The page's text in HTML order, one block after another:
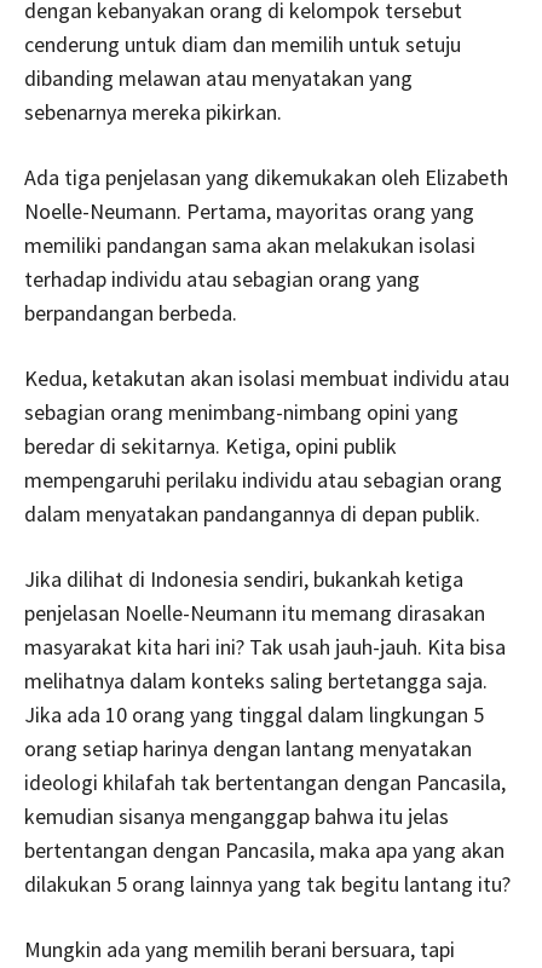
dengan kebanyakan orang di kelompok tersebut
cenderung untuk diam dan memilih untuk setuju
dibanding melawan atau menyatakan yang
sebenarnya mereka pikirkan.
Ada tiga penjelasan yang dikemukakan oleh Elizabeth
Noelle-Neumann. Pertama, mayoritas orang yang
memiliki pandangan sama akan melakukan isolasi
terhadap individu atau sebagian orang yang
berpandangan berbeda.
Kedua, ketakutan akan isolasi membuat individu atau
sebagian orang menimbang-nimbang opini yang
beredar di sekitarnya. Ketiga, opini publik
mempengaruhi perilaku individu atau sebagian orang
dalam menyatakan pandangannya di depan publik.
Jika dilihat di Indonesia sendiri, bukankah ketiga
penjelasan Noelle-Neumann itu memang dirasakan
masyarakat kita hari ini? Tak usah jauh-jauh. Kita bisa
melihatnya dalam konteks saling bertetangga saja.
Jika ada 10 orang yang tinggal dalam lingkungan 5
orang setiap harinya dengan lantang menyatakan
ideologi khilafah tak bertentangan dengan Pancasila,
kemudian sisanya menganggap bahwa itu jelas
bertentangan dengan Pancasila, maka apa yang akan
dilakukan 5 orang lainnya yang tak begitu lantang itu?
Mungkin ada yang memilih berani bersuara, tapi